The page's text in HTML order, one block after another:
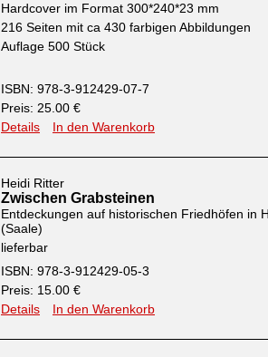
Hardcover im Format 300*240*23 mm
216 Seiten mit ca 430 farbigen Abbildungen
Auflage 500 Stück
ISBN: 978-3-912429-07-7
Preis: 25.00 €
Details
In den Warenkorb
Heidi Ritter
Zwischen Grabsteinen
Entdeckungen auf historischen Friedhöfen in
(Saale)
lieferbar
ISBN: 978-3-912429-05-3
Preis: 15.00 €
Details
In den Warenkorb